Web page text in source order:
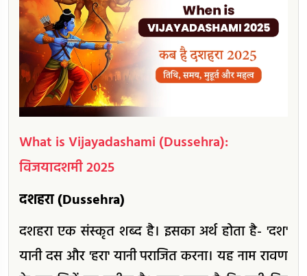
What is Vijayadashami (Dussehra):
विजयादशमी 2025
दशहरा (Dussehra)
दशहरा एक संस्कृत शब्द है। इसका अर्थ होता है- 'दश'
यानी दस और 'हरा' यानी पराजित करना। यह नाम रावण